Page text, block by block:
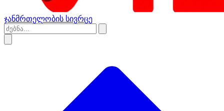
ჯანმრთელობის სივრცე